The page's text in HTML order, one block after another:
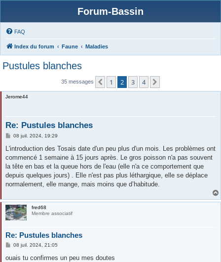
Forum-Bassin
FAQ
Index du forum Faune Maladies
Pustules blanches
35 messages Précédente
1 2 3 4
Jerome44
Re: Pustules blanches
M
s
a
g
08 juil. 2024, 19:29
L'introduction des Tosais date d'un peu plus d'un mois. Les problèmes ont
commencé 1 semaine à 15 jours après. Le gros poisson n'a pas souvent
la tête en bas et la queue hors de l'eau (elle n'a ce comportement que
depuis quelques jours) . Elle n'est pas plus léthargique, elle se déplace
normalement, elle mange, mais moins que d’habitude.
fred68
Membre associatif
Re: Pustules blanches
M
s
08 juil. 2024, 21:05
ouais tu confirmes un peu mes doutes